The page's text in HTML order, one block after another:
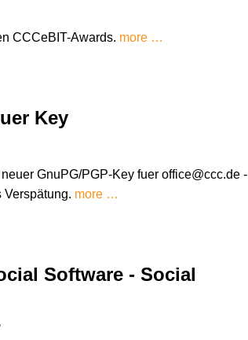
CCCeBIT-Awards. more …
Key
GnuPG/PGP-Key fuer office@ccc.de -
more …
Software - Social